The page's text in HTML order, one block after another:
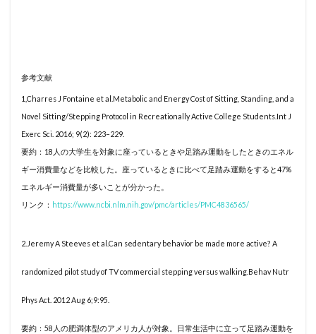
参考文献
1,Charres J Fontaine et al.Metabolic and Energy Cost of Sitting, Standing, and a
Novel Sitting/Stepping Protocol in Recreationally Active College Students.Int J
Exerc Sci. 2016; 9(2): 223–229.
要約：18人の大学生を対象に座っているときや足踏み運動をしたときのエネル
ギー消費量などを比較した。座っているときに比べて足踏み運動をすると47%
エネルギー消費量が多いことが分かった。
リンク： https://www.ncbi.nlm.nih.gov/pmc/articles/PMC4836565/
2.Jeremy A Steeves et al.Can sedentary behavior be made more active? A
randomized pilot study of TV commercial stepping versus walking.Behav Nutr
Phys Act. 2012 Aug 6;9:95.
要約：58人の肥満体型のアメリカ人が対象。日常生活中に立って足踏み運動を